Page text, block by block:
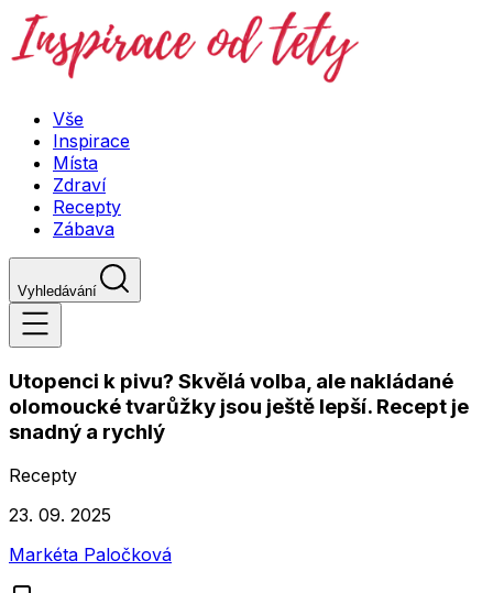
Vše
Inspirace
Místa
Zdraví
Recepty
Zábava
Vyhledávání
Utopenci k pivu? Skvělá volba, ale nakládané
olomoucké tvarůžky jsou ještě lepší. Recept je
snadný a rychlý
Recepty
23. 09. 2025
Markéta Paločková